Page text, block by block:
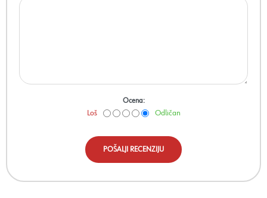
Ocena:
Loš Odličan
POŠALJI RECENZIJU